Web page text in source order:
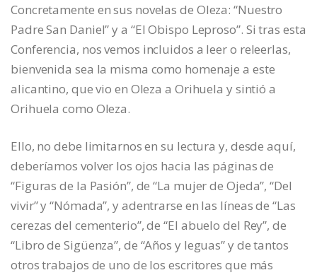
Concretamente en sus novelas de Oleza: “Nuestro
Padre San Daniel” y a “El Obispo Leproso”. Si tras esta
Conferencia, nos vemos incluidos a leer o releerlas,
bienvenida sea la misma como homenaje a este
alicantino, que vio en Oleza a Orihuela y sintió a
Orihuela como Oleza.
Ello, no debe limitarnos en su lectura y, desde aquí,
deberíamos volver los ojos hacia las páginas de
“Figuras de la Pasión”, de “La mujer de Ojeda”, “Del
vivir” y “Nómada”, y adentrarse en las líneas de “Las
cerezas del cementerio”, de “El abuelo del Rey”, de
“Libro de Sigüenza”, de “Años y leguas” y de tantos
otros trabajos de uno de los escritores que más